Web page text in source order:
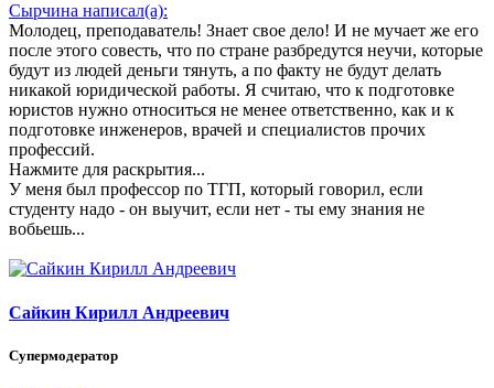
Сырчина написал(а):
Молодец, преподаватель! Знает свое дело! И не мучает же его
после этого совесть, что по стране разбредутся неучи, которые
будут из людей деньги тянуть, а по факту не будут делать
никакой юридической работы. Я считаю, что к подготовке
юристов нужно относиться не менее ответственно, как и к
подготовке инженеров, врачей и специалистов прочих
профессий.
Нажмите для раскрытия...
У меня был профессор по ТГП, который говорил, если
студенту надо - он выучит, если нет - ты ему знания не
вобьешь...
Сайкин Кирилл Андреевич
Супермодератор